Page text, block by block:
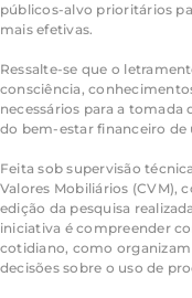
públicos-alvo prioritários
mais efetivas.
​Ressalte-se que o
consciência,
necessários para a tomada
do bem-estar financeiro de
Feita sob supervisão
Valores Mobiliários (CVM),
edição da pesquisa
iniciativa é compreender
cotidiano, como
decisões sobre o uso de